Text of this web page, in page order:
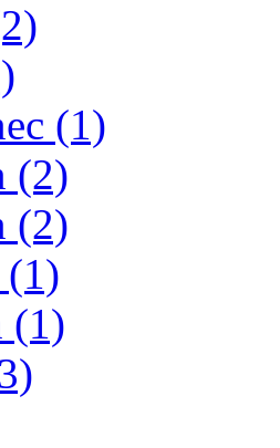
(1)
(2)
(2)
(1)
(1)